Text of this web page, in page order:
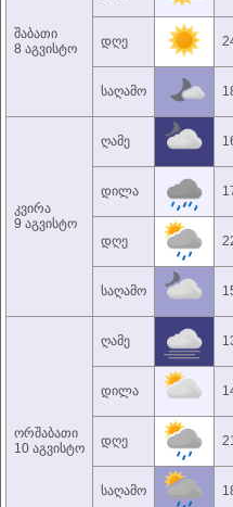
შაბათი
8 აგვისტო
დღე
საღამო
კვირა
9 აგვისტო
ღამე
დილა
დღე
საღამო
ორშაბათი
10 აგვისტო
ღამე
დილა
დღე
საღამო